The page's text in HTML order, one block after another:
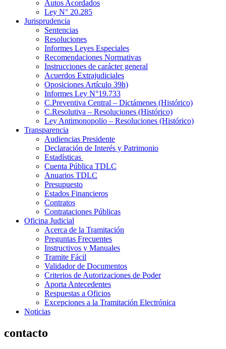
Autos Acordados
Ley N° 20.285
Jurisprudencia
Sentencias
Resoluciones
Informes Leyes Especiales
Recomendaciones Normativas
Instrucciones de carácter general
Acuerdos Extrajudiciales
Oposiciones Artículo 39h)
Informes Ley N°19.733
C.Preventiva Central – Dictámenes (Histórico)
C.Resolutiva – Resoluciones (Histórico)
Ley Antimonopolio – Resoluciones (Histórico)
Transparencia
Audiencias Presidente
Declaración de Interés y Patrimonio
Estadísticas
Cuenta Pública TDLC
Anuarios TDLC
Presupuesto
Estados Financieros
Contratos
Contrataciones Públicas
Oficina Judicial
Acerca de la Tramitación
Preguntas Frecuentes
Instructivos y Manuales
Tramite Fácil
Validador de Documentos
Criterios de Autorizaciones de Poder
Aporta Antecedentes
Respuestas a Oficios
Excepciones a la Tramitación Electrónica
Noticias
contacto